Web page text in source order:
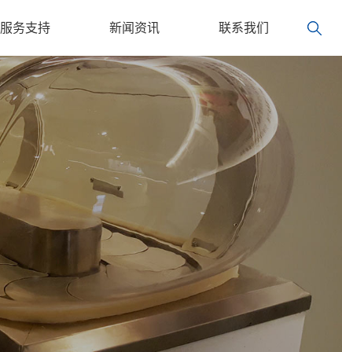
服务支持 新闻资讯 联系我们